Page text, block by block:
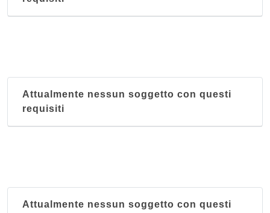
Attualmente nessun soggetto con questi
requisiti
Attualmente nessun soggetto con questi